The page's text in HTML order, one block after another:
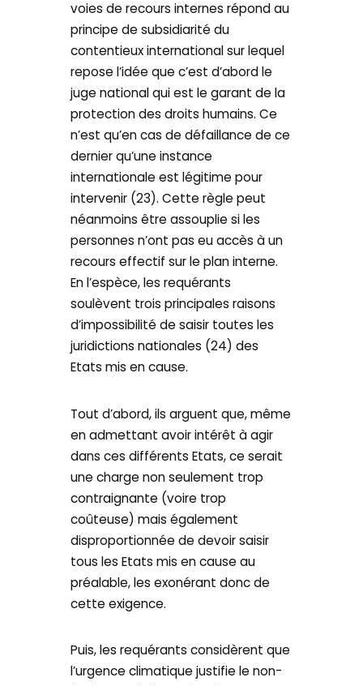
voies de recours internes répond au
principe de subsidiarité du
contentieux international sur lequel
repose l’idée que c’est d’abord le
juge national qui est le garant de la
protection des droits humains. Ce
n’est qu’en cas de défaillance de ce
dernier qu’une instance
internationale est légitime pour
intervenir (23). Cette règle peut
néanmoins être assouplie si les
personnes n’ont pas eu accès à un
recours effectif sur le plan interne.
En l’espèce, les requérants
soulèvent trois principales raisons
d’impossibilité de saisir toutes les
juridictions nationales (24) des
Etats mis en cause.
Tout d’abord, ils arguent que, même
en admettant avoir intérêt à agir
dans ces différents Etats, ce serait
une charge non seulement trop
contraignante (voire trop
coûteuse) mais également
disproportionnée de devoir saisir
tous les Etats mis en cause au
préalable, les exonérant donc de
cette exigence.
Puis, les requérants considèrent que
l’urgence climatique justifie le non-